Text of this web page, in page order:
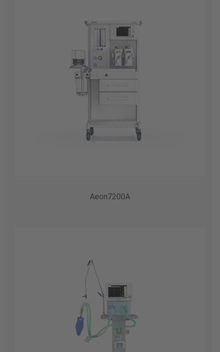
Aeon7200A